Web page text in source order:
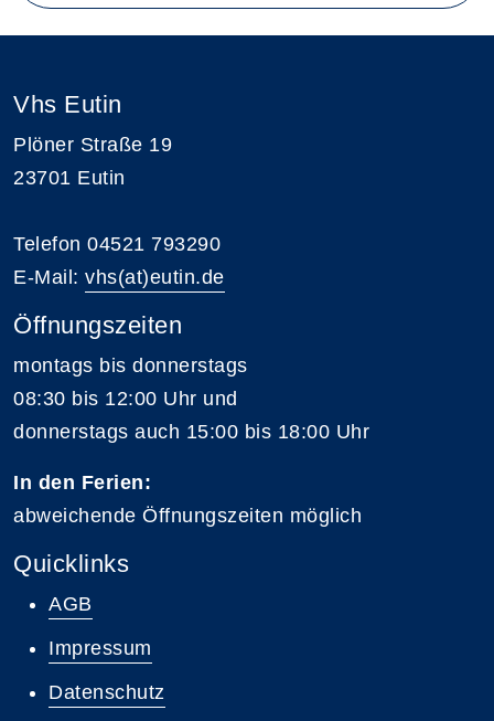
Vhs Eutin
Plöner Straße 19
23701 Eutin
Telefon 04521 793290
E-Mail: vhs(at)eutin.de
Öffnungszeiten
montags bis donnerstags
08:30 bis 12:00 Uhr und
donnerstags auch 15:00 bis 18:00 Uhr
In den Ferien:
abweichende Öffnungszeiten möglich
Quicklinks
AGB
Impressum
Datenschutz